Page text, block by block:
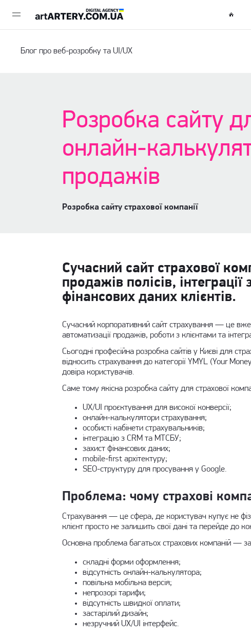
Блог про веб-розробку та UI/UX
Розробка сайту
онлайн-
продажів
Розробка сайту страхової компанії
Сучасний сайт страхової
продажів полісів,
фінансових даних клієнтів.
Сучасний корпоративний сайт страхування — це вже
автоматизації продажів, роботи з клієнтами та
Сьогодні професійна розробка сайтів у Києвідля
відносить страхування до категорії YMYL (Your
довіра користувачів.
Саме тому якісна розробка сайту для страхової
UX/UI проєктування для високої конверсії;
онлайн-калькулятори страхування;
особисті кабінети страхувальників;
інтеграцію з CRM та МТСБУ;
захист фінансових даних;
mobile-first архітектуру;
SEO-структуру для просування у Google.
Проблема: чому страхові
Страхування — це сфера, де користувач купує не
клієнт просто не залишить свої дані та перейде до
Основна проблема багатьох страхових компаній —
складні форми оформлення;
відсутність онлайн-калькулятора;
повільна мобільна версія;
непрозорі тарифи;
відсутність швидкої оплати;
застарілий дизайн;
незручний UX/UI інтерфейс.